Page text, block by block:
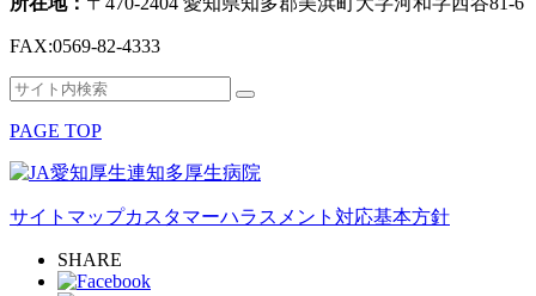
FAX:0569-82-4333
検
対
象:
検
PAGE TOP
サイトマップカスタマーハラスメント対応基本方針
SHARE